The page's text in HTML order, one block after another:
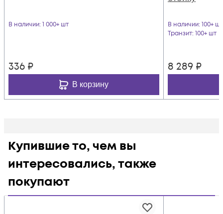
В наличии: 1 000+ шт
336 ₽
В корзину
В наличии: 100+ шт
Транзит: 100+ шт
8 289 ₽
Купившие то, чем вы
интересовались, также
покупают